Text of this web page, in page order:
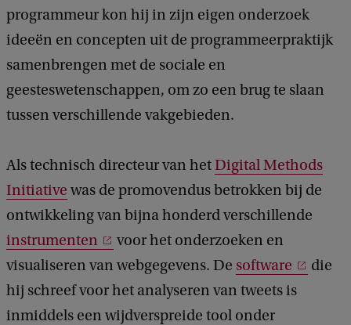
programmeur kon hij in zijn eigen onderzoek
ideeën en concepten uit de programmeerpraktijk
samenbrengen met de sociale en
geesteswetenschappen, om zo een brug te slaan
tussen verschillende vakgebieden.
Als technisch directeur van hetDigital Methods
Initiative was de promovendus betrokken bij de
ontwikkeling van bijna honderd verschillende
instrumenten
voor het onderzoeken en
visualiseren van webgegevens. De software
die
hij schreef voor het analyseren van tweets is
inmiddels een wijdverspreide tool onder